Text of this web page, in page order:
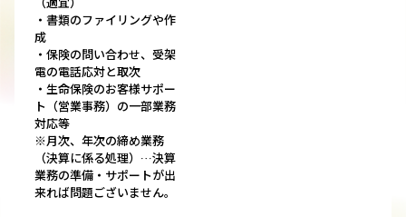
・書類のファイリングや作
成
・保険の問い合わせ、受架
電の電話応対と取次
・生命保険のお客様サポー
ト（営業事務）の一部業務
対応等
※月次、年次の締め業務
（決算に係る処理）…決算
業務の準備・サポートが出
来れば問題ございません。